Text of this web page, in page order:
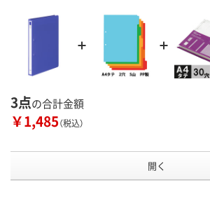
3点の合計金額
￥1,485（税込）
開く